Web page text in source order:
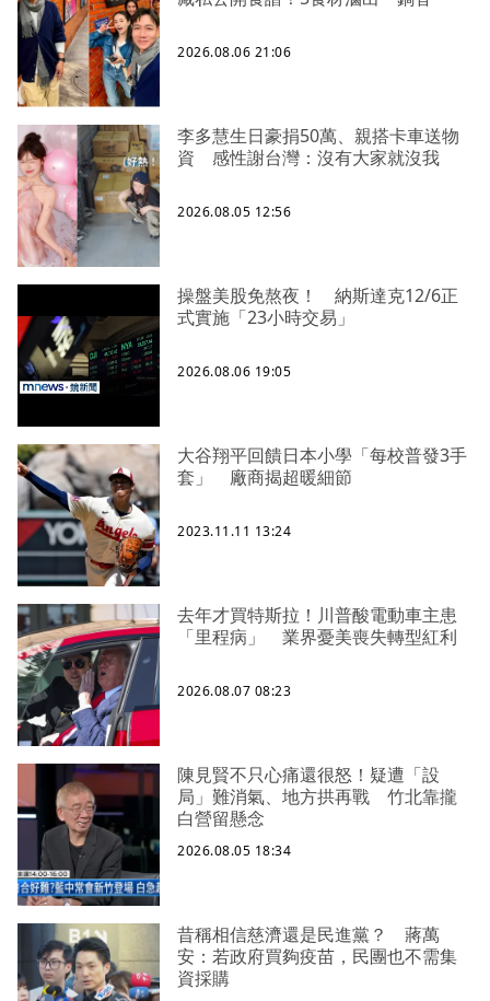
2026.08.06 21:06
李多慧生日豪捐50萬、親搭卡車送物
資 感性謝台灣：沒有大家就沒我
2026.08.05 12:56
操盤美股免熬夜！ 納斯達克12/6正
式實施「23小時交易」
2026.08.06 19:05
大谷翔平回饋日本小學「每校普發3手
套」 廠商揭超暖細節
2023.11.11 13:24
去年才買特斯拉！川普酸電動車主患
「里程病」 業界憂美喪失轉型紅利
2026.08.07 08:23
陳見賢不只心痛還很怒！疑遭「設
局」難消氣、地方拱再戰 竹北靠攏
白營留懸念
2026.08.05 18:34
昔稱相信慈濟還是民進黨？ 蔣萬
安：若政府買夠疫苗，民團也不需集
資採購